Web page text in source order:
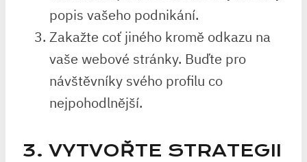
popis vašeho podnikání.
Zakažte coť jiného kromě odkazu na
vaše webové stránky. Buďte pro
návštěvníky svého profilu co
nejpohodlnější.
3. VYTVOŘTE STRATEGII